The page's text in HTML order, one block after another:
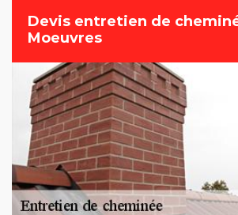
Devis entretien de
Moeuvres